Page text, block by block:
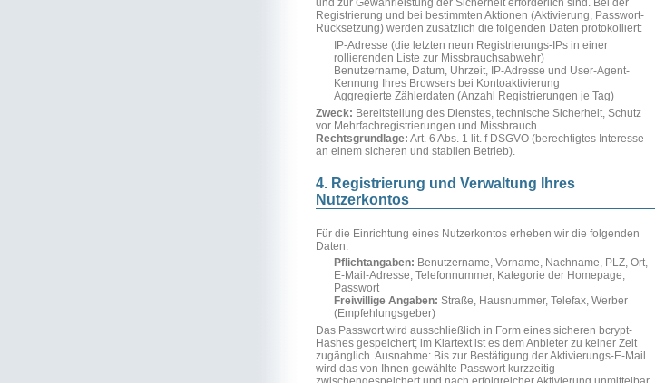
und zur Gewährleistung der Sicherheit erforderlich sind. Bei der
Registrierung und bei bestimmten Aktionen (Aktivierung, Passwort-
Rücksetzung) werden zusätzlich die folgenden Daten protokolliert:
IP-Adresse (die letzten neun Registrierungs-IPs in einer
rollierenden Liste zur Missbrauchsabwehr)
Benutzername, Datum, Uhrzeit, IP-Adresse und User-Agent-
Kennung Ihres Browsers bei Kontoaktivierung
Aggregierte Zählerdaten (Anzahl Registrierungen je Tag)
Zweck: Bereitstellung des Dienstes, technische Sicherheit, Schutz
vor Mehrfachregistrierungen und Missbrauch.
Rechtsgrundlage: Art. 6 Abs. 1 lit. f DSGVO (berechtigtes Interesse
an einem sicheren und stabilen Betrieb).
4. Registrierung und Verwaltung Ihres
Nutzerkontos
Für die Einrichtung eines Nutzerkontos erheben wir die folgenden
Daten:
Pflichtangaben: Benutzername, Vorname, Nachname, PLZ, Ort,
E-Mail-Adresse, Telefonnummer, Kategorie der Homepage,
Passwort
Freiwillige Angaben: Straße, Hausnummer, Telefax, Werber
(Empfehlungsgeber)
Das Passwort wird ausschließlich in Form eines sicheren bcrypt-
Hashes gespeichert; im Klartext ist es dem Anbieter zu keiner Zeit
zugänglich. Ausnahme: Bis zur Bestätigung der Aktivierungs-E-Mail
wird das von Ihnen gewählte Passwort kurzzeitig